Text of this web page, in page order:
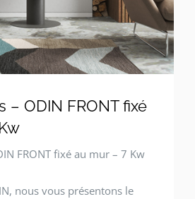
– ODIN FRONT fixé
FRONT fixé au mur – 7 Kw
nous vous présentons le